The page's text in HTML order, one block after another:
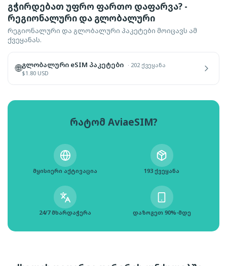
გჭირდებათ უფრო ფართო დაფარვა? -
რეგიონალური და გლობალური
რეგიონალური და გლობალური პაკეტები მოიცავს ამ
ქვეყანას.
🌐გლობალური eSIM პაკეტები · 202 ქვეყანა
$1.80 USD
რატომ AviaeSIM?
მყისიერი აქტივაცია 193 ქვეყანა
24/7 მხარდაჭერა დაზოგეთ 90%-მდე